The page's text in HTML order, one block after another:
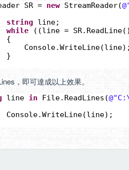
SR = new StreamReader(
string
line;
while
((line =
{
Console.WriteLine(line);
}
，即可達成以上效果。
line in File.ReadLines(
Console.WriteLine(line);